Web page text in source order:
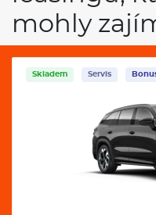
mohly
Skladem Servis